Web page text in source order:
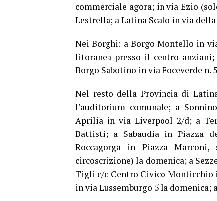
commerciale agora; in via Ezio
Lestrella; a Latina Scalo in via della
Nei Borghi: a Borgo Montello in
litoranea presso il centro
Borgo Sabotino in via Foceverde n.
Nel resto della Provincia di
l’auditorium comunale; a
Aprilia in via Liverpool 2/d; a
Battisti; a Sabaudia in Piazza
Roccagorga in Piazza
circoscrizione) la domenica; a
Tigli c/o Centro Civico Monticchio
in via Lussemburgo 5 la domenica;